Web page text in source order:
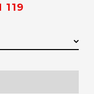
119
LAGERSTATUS